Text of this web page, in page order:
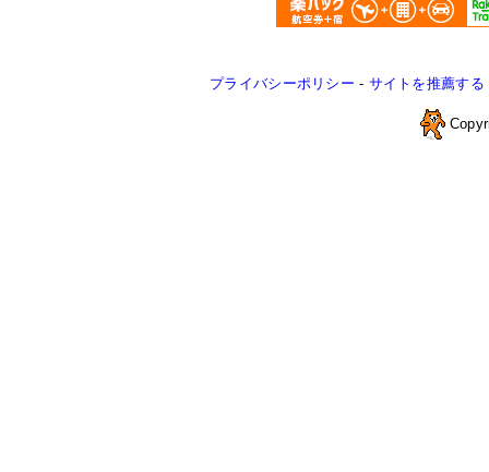
プライバシーポリシー - サイトを推薦する